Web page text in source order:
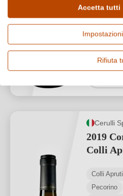
13,50
Cerulli
2019
Colli
Colli
Pecorino
Accetta tutti
Rifiuta